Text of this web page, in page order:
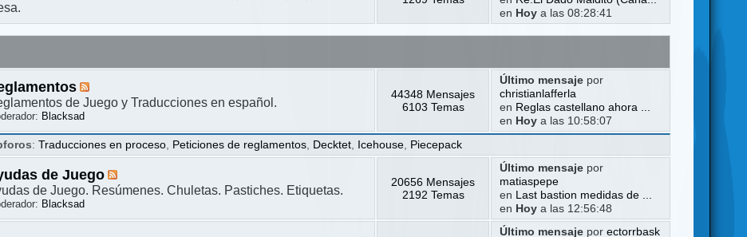
en Hoya las 08:28:41
de Juego y Traducciones en español.
Blacksad
44348 Mensajes
6103 Temas
Último mensajepor
christianlafferla
en Reglas castellano ahora ...
en Hoya las 10:58:07
:Traducciones en proceso Peticiones de reglamentos Decktet Icehouse Piecepack
de Juego
de Juego. Resúmenes. Chuletas. Pastiches. Etiquetas.
Blacksad
20656 Mensajes
2192 Temas
Último mensajepor
matiaspepe
en
Last bastion medidas de ...
en Hoya las 12:56:48
Último mensajepor ectorrbask